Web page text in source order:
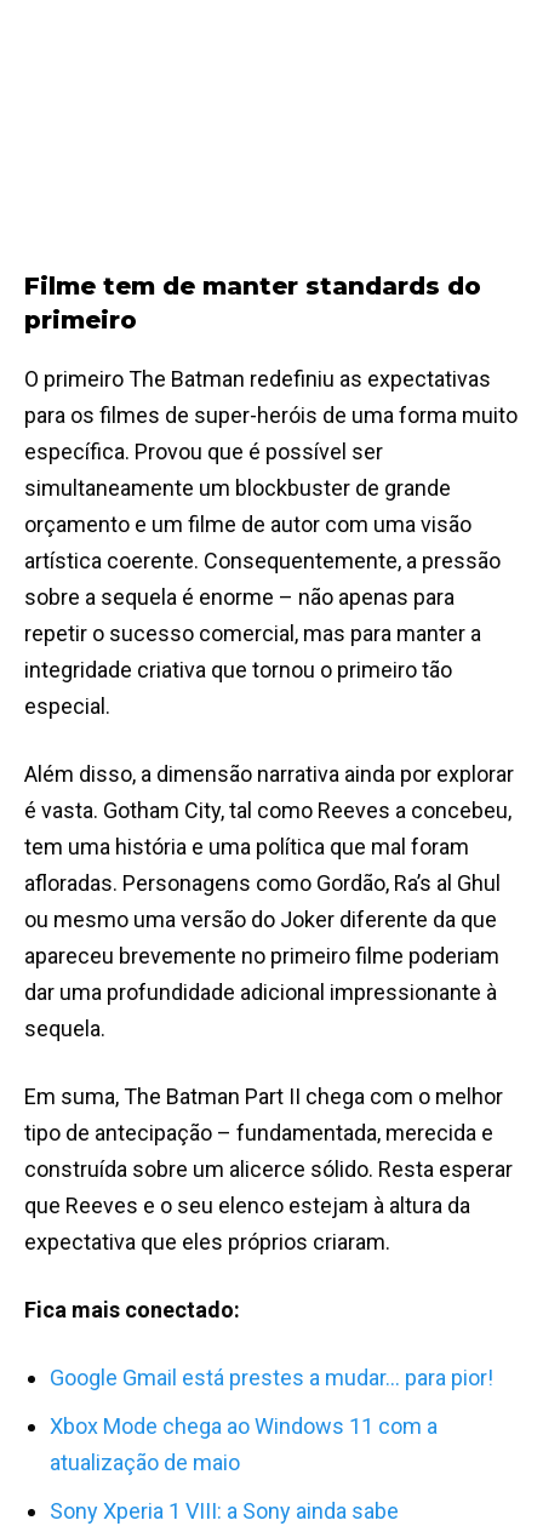
Filme tem de manter standards do
primeiro
O primeiro The Batman redefiniu as expectativas
para os filmes de super-heróis de uma forma muito
específica. Provou que é possível ser
simultaneamente um blockbuster de grande
orçamento e um filme de autor com uma visão
artística coerente. Consequentemente, a pressão
sobre a sequela é enorme – não apenas para
repetir o sucesso comercial, mas para manter a
integridade criativa que tornou o primeiro tão
especial.
Além disso, a dimensão narrativa ainda por explorar
é vasta. Gotham City, tal como Reeves a concebeu,
tem uma história e uma política que mal foram
afloradas. Personagens como Gordão, Ra’s al Ghul
ou mesmo uma versão do Joker diferente da que
apareceu brevemente no primeiro filme poderiam
dar uma profundidade adicional impressionante à
sequela.
Em suma, The Batman Part II chega com o melhor
tipo de antecipação – fundamentada, merecida e
construída sobre um alicerce sólido. Resta esperar
que Reeves e o seu elenco estejam à altura da
expectativa que eles próprios criaram.
Fica mais conectado:
Google Gmail está prestes a mudar… para pior!
Xbox Mode chega ao Windows 11 com a
atualização de maio
Sony Xperia 1 VIII: a Sony ainda sabe